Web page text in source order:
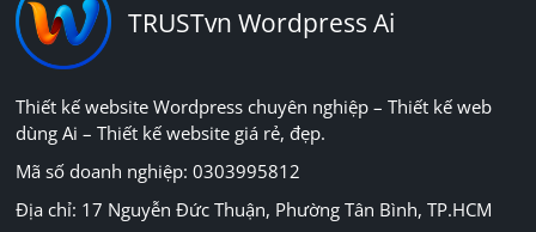
TRUSTvn Wordpress Ai
Thiết kế website Wordpress chuyên nghiệp – Thiết kế web
dùng Ai – Thiết kế website giá rẻ, đẹp.
Mã số doanh nghiệp: 0303995812
Địa chỉ: 17 Nguyễn Đức Thuận, Phường Tân Bình, TP.HCM